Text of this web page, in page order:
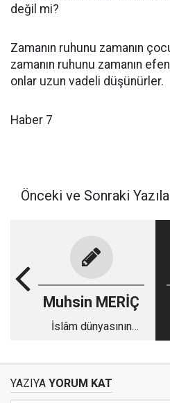
değil mi?
Zamanın ruhunu zamanın
zamanın ruhunu zamanın
onlar uzun vadeli düşünürler.
Haber 7
Önceki ve Sonraki
Muhsin MERİÇ
İslâm dünyasının
YAZIYA YORUM KAT